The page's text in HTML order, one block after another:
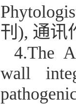
刊), 通讯
4.The
wall